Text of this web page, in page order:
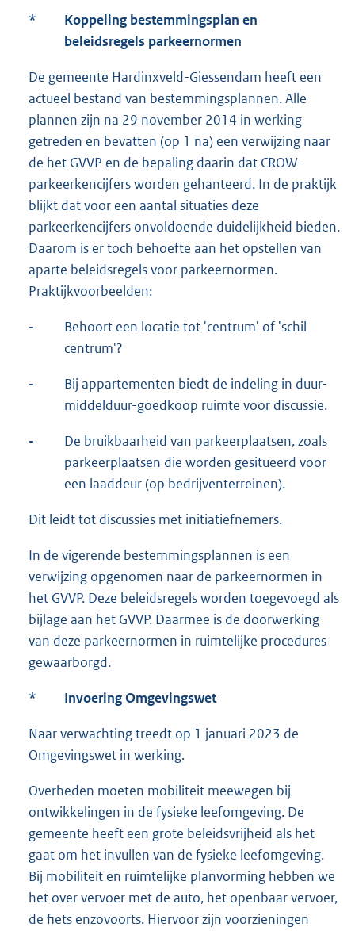
*
Koppeling bestemmingsplan en
beleidsregels parkeernormen
De gemeente Hardinxveld-Giessendam heeft een
actueel bestand van bestemmingsplannen. Alle
plannen zijn na 29 november 2014 in werking
getreden en bevatten (op 1 na) een verwijzing naar
de het GVVP en de bepaling daarin dat CROW-
parkeerkencijfers worden gehanteerd. In de praktijk
blijkt dat voor een aantal situaties deze
parkeerkencijfers onvoldoende duidelijkheid bieden.
Daarom is er toch behoefte aan het opstellen van
aparte beleidsregels voor parkeernormen.
Praktijkvoorbeelden:
-
Behoort een locatie tot 'centrum' of 'schil
centrum'?
-
Bij appartementen biedt de indeling in duur-
middelduur-goedkoop ruimte voor discussie.
-
De bruikbaarheid van parkeerplaatsen, zoals
parkeerplaatsen die worden gesitueerd voor
een laaddeur (op bedrijventerreinen).
Dit leidt tot discussies met initiatiefnemers.
In de vigerende bestemmingsplannen is een
verwijzing opgenomen naar de parkeernormen in
het GVVP. Deze beleidsregels worden toegevoegd als
bijlage aan het GVVP. Daarmee is de doorwerking
van deze parkeernormen in ruimtelijke procedures
gewaarborgd.
* Invoering Omgevingswet
Naar verwachting treedt op 1 januari 2023 de
Omgevingswet in werking.
Overheden moeten mobiliteit meewegen bij
ontwikkelingen in de fysieke leefomgeving. De
gemeente heeft een grote beleidsvrijheid als het
gaat om het invullen van de fysieke leefomgeving.
Bij mobiliteit en ruimtelijke planvorming hebben we
het over vervoer met de auto, het openbaar vervoer,
de fiets enzovoorts. Hiervoor zijn voorzieningen